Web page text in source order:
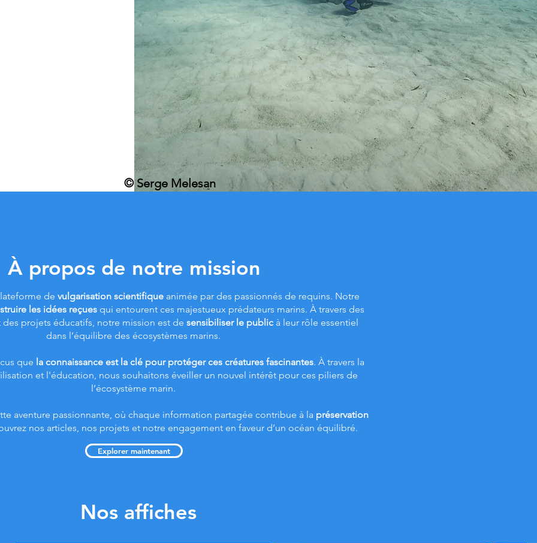
© Serge Melesan
À propos de notre mission
de vulgarisation scientifique animée par des passionnés de requins. Notre
les idées reçues qui entourent ces majestueux prédateurs marins. À travers des
des projets éducatifs, notre mission est de sensibiliser le public à leur rôle essentiel
dans l’équilibre des écosystèmes marins.
que la connaissance est la clé pour protéger ces créatures fascinantes. À travers la
et l'éducation, nous souhaitons éveiller un nouvel intérêt pour ces piliers de
l’écosystème marin.
aventure passionnante, où chaque information partagée contribue à la préservation
nos articles, nos projets et notre engagement en faveur d’un océan équilibré.
Explorer maintenant
Nos affiches